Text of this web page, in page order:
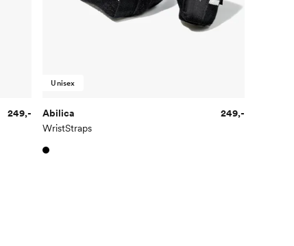
249,-
Unisex
Abilica
WristStraps
249,-